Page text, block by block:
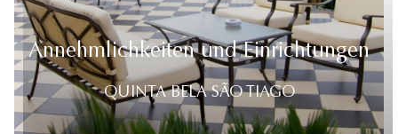
Annehmlichkeiten und Einrichtungen
QUINTA BELA SÃO TIAGO